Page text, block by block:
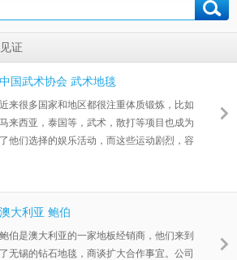
证
中国武术协会 武术地毯
近来很多国家和地区都很注重体质锻炼，比如
马来西亚，泰国等，武术，散打等项目也成为
了他们选择的娱乐活动，而这些运动剧烈，容
对于武术地毯来说，使用人流量大，且运动剧
烈，应采用耐用性好，性价比高，地毯防滑性
较好的材质，因此尼龙地毯材质为佳选择，更
大限度的增加使用寿命，且提高安全性。
澳大利亚 鲍伯
鲍伯是澳大利亚的一家地板经销商，他们来到
了无锡的钻石地毯，商谈扩大合作事宜。公司